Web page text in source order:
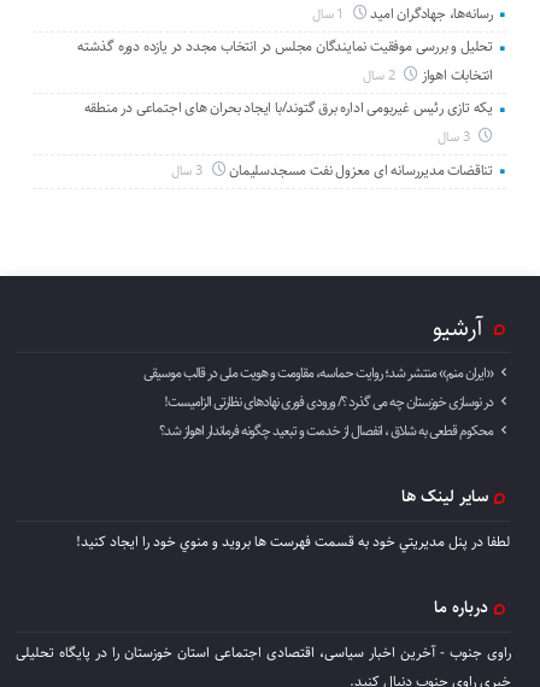
رسانه‌ها، جهادگران امید
تحلیل و بررسی موفقیت نمایندگان مجلس در انتخاب مجدد در یازده دوره گذشته
انتخابات اهواز
2 سال
یکه تازی رئیس غیربومی اداره برق گتوند/با ایجاد بحران های اجتماعی در منطقه
3 سال
تناقضات مدیررسانه ای معزول نفت مسجدسلیمان 3 سال
آرشیو
«ایران منم» منتشر شد؛ روایت حماسه، مقاومت و هویت ملی در قالب موسیقی
در نوسازی خوزستان چه می گذرد ؟/ ورودی فوری نهادهای نظارتی الزامیست!
محکوم قطعی به شلاق ، انفصال از خدمت و تبعید چگونه فرماندار اهواز شد؟
سایر لینک ها
لطفا در پنل مديريتي خود به قسمت فهرست ها برويد و منوي خود را ايجاد كنيد!
درباره ما
راوی جنوب - آخرین اخبار سیاسی، اقتصادی اجتماعی استان خوزستان را در پایگاه تحلیلی
خبری راوی جنوب دنبال کنید.